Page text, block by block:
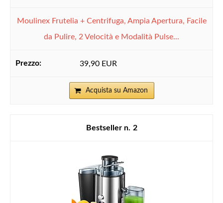
Moulinex Frutelia + Centrifuga, Ampia Apertura, Facile
da Pulire, 2 Velocità e Modalità Pulse...
39,90 EUR
Acquista su Amazon
2